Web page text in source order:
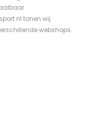
tonen wij
webshops.